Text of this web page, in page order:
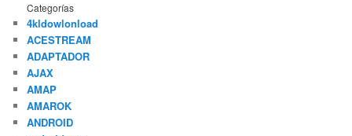
Categorías
4kldowlonload
ACESTREAM
ADAPTADOR
AJAX
AMAP
AMAROK
ANDROID